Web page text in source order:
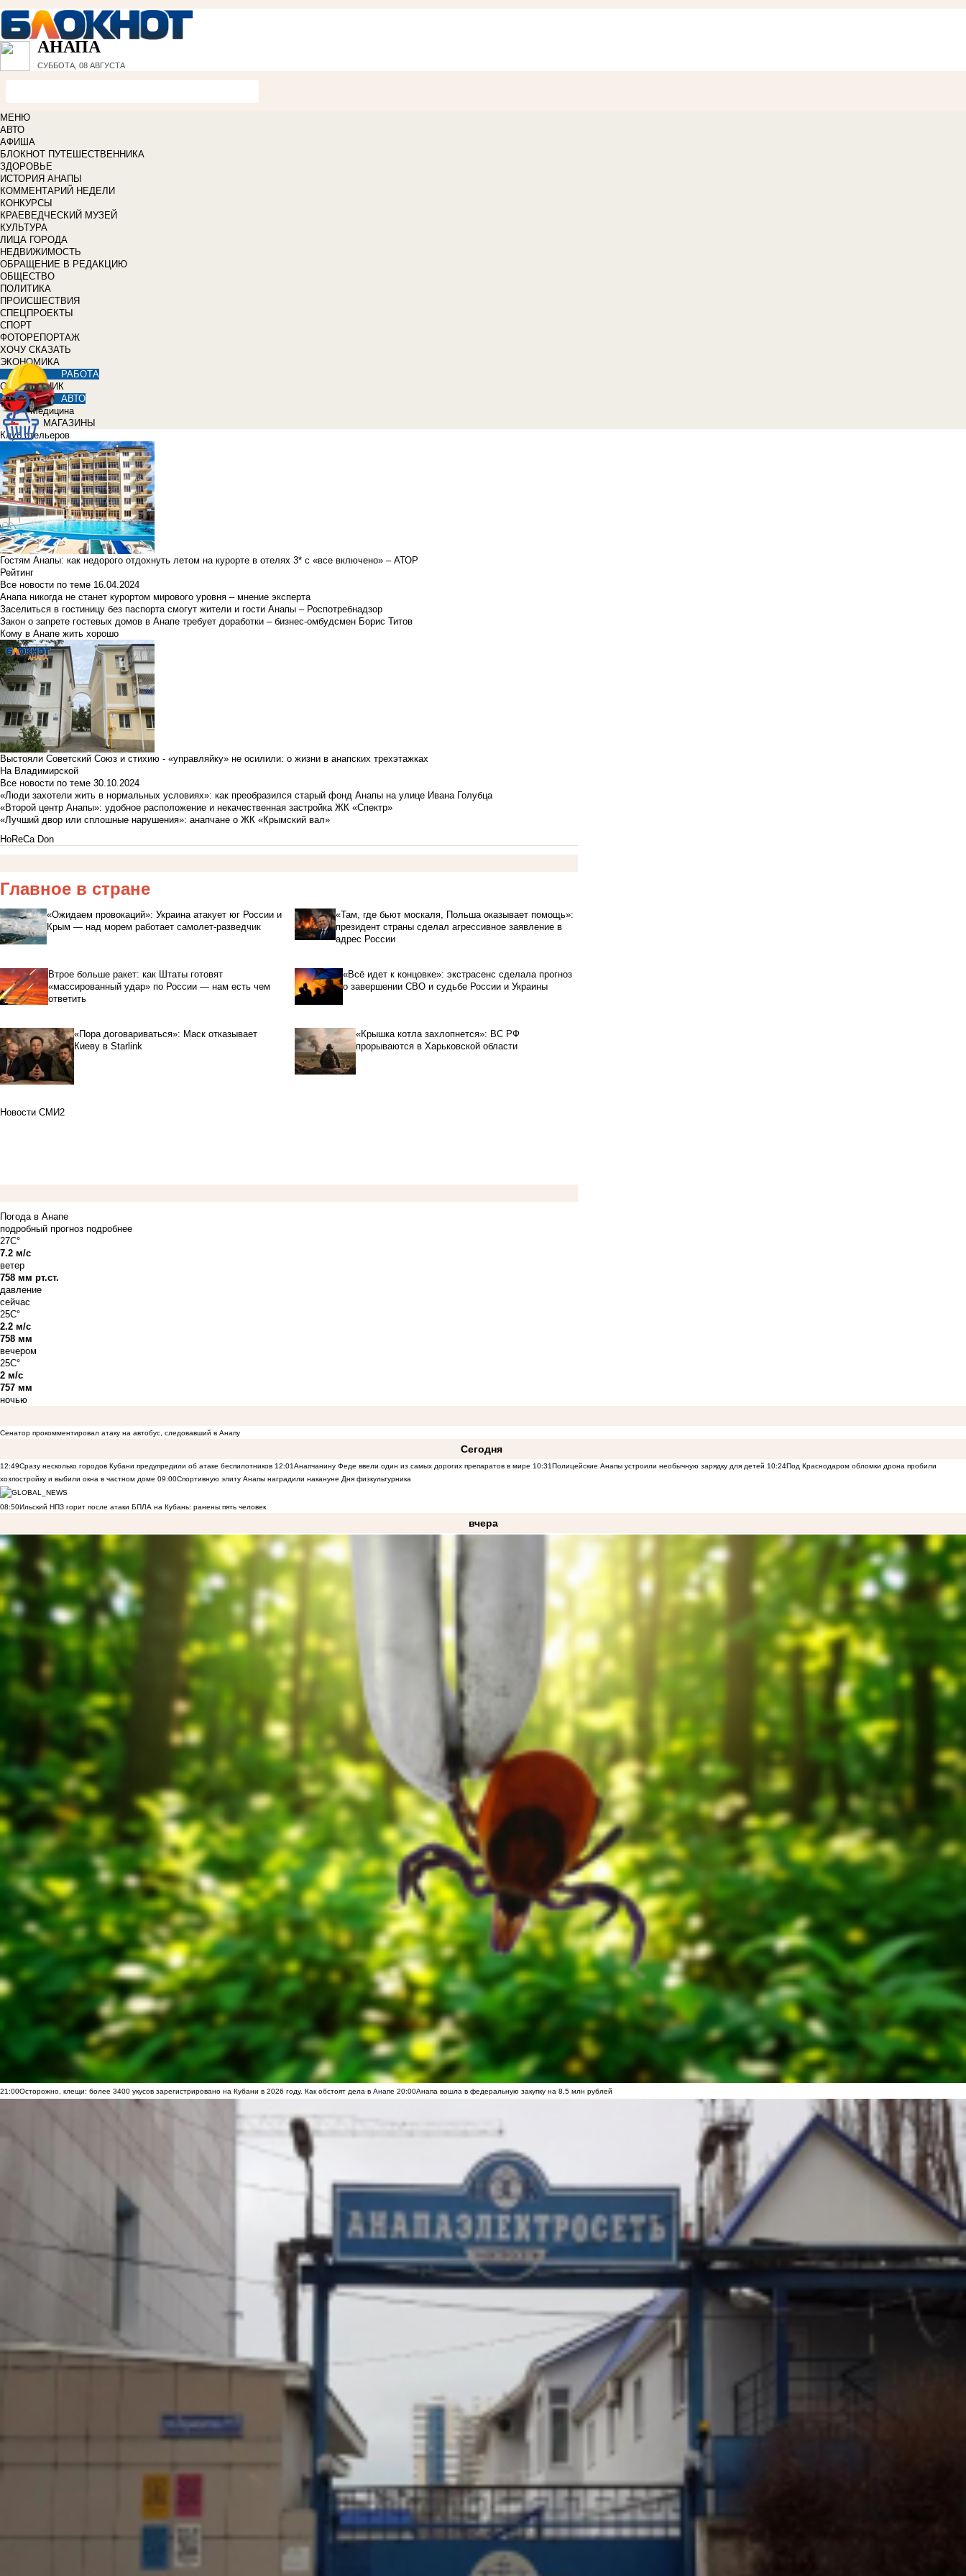
АНАПА
СУББОТА, 08 АВГУСТА
МЕНЮ
АВТО
АФИША
БЛОКНОТ ПУТЕШЕСТВЕННИКА
ЗДОРОВЬЕ
ИСТОРИЯ АНАПЫ
КОММЕНТАРИЙ НЕДЕЛИ
КОНКУРСЫ
КРАЕВЕДЧЕСКИЙ МУЗЕЙ
КУЛЬТУРА
ЛИЦА ГОРОДА
НЕДВИЖИМОСТЬ
ОБРАЩЕНИЕ В РЕДАКЦИЮ
ОБЩЕСТВО
ПОЛИТИКА
ПРОИСШЕСТВИЯ
СПЕЦПРОЕКТЫ
СПОРТ
ФОТОРЕПОРТАЖ
ХОЧУ СКАЗАТЬ
ЭКОНОМИКА
РАБОТА
СПРАВОЧНИК
АВТО
Медицина
МАГАЗИНЫ
Клуб отельеров
Гостям Анапы: как недорого отдохнуть летом на курорте в отелях 3* с «все включено» – АТОР
Рейтинг
Все новости по теме 16.04.2024
Анапа никогда не станет курортом мирового уровня – мнение эксперта
Заселиться в гостиницу без паспорта смогут жители и гости Анапы – Роспотребнадзор
Закон о запрете гостевых домов в Анапе требует доработки – бизнес-омбудсмен Борис Титов
Кому в Анапе жить хорошо
Выстояли Советский Союз и стихию - «управляйку» не осилили: о жизни в анапских трехэтажках
На Владимирской
Все новости по теме 30.10.2024
«Люди захотели жить в нормальных условиях»: как преобразился старый фонд Анапы на улице Ивана Голубца
«Второй центр Анапы»: удобное расположение и некачественная застройка ЖК «Спектр»
«Лучший двор или сплошные нарушения»: анапчане о ЖК «Крымский вал»
HoReCa Don
Главное в стране
«Ожидаем провокаций»: Украина атакует юг России и
Крым — над морем работает самолет-разведчик
«Там, где бьют москаля, Польша оказывает помощь»:
президент страны сделал агрессивное заявление в
адрес России
Втрое больше ракет: как Штаты готовят
«массированный удар» по России — нам есть чем
ответить
«Всё идет к концовке»: экстрасенс сделала прогноз
о завершении СВО и судьбе России и Украины
«Пора договариваться»: Маск отказывает
Киеву в Starlink
«Крышка котла захлопнется»: ВС РФ
прорываются в Харьковской области
Новости СМИ2
Погода в Анапе
подробный прогноз подробнее
27C°
7.2 м/с
ветер
758 мм рт.ст.
давление
сейчас
25C°
2.2 м/с
758 мм
вечером
25C°
2 м/с
757 мм
ночью
Сенатор прокомментировал атаку на автобус, следовавший в Анапу
Сегодня
12:49Сразу несколько городов Кубани предупредили об атаке беспилотников 12:01Анапчанину Феде ввели один из самых дорогих препаратов в мире 10:31Полицейские Анапы устроили необычную зарядку для детей 10:24Под Краснодаром обломки дрона пробили
хозпостройку и выбили окна в частном доме 09:00Спортивную элиту Анапы наградили накануне Дня физкультурника
08:50Ильский НПЗ горит после атаки БПЛА на Кубань: ранены пять человек
вчера
21:00Осторожно, клещи: более 3400 укусов зарегистрировано на Кубани в 2026 году. Как обстоят дела в Анапе 20:00Анапа вошла в федеральную закупку на 8,5 млн рублей